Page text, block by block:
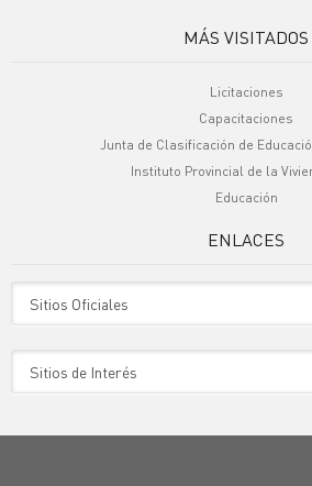
MÁS VISITADOS
Licitaciones
Capacitaciones
Junta de Clasificación de
Instituto Provincial de la
Educación
ENLACES